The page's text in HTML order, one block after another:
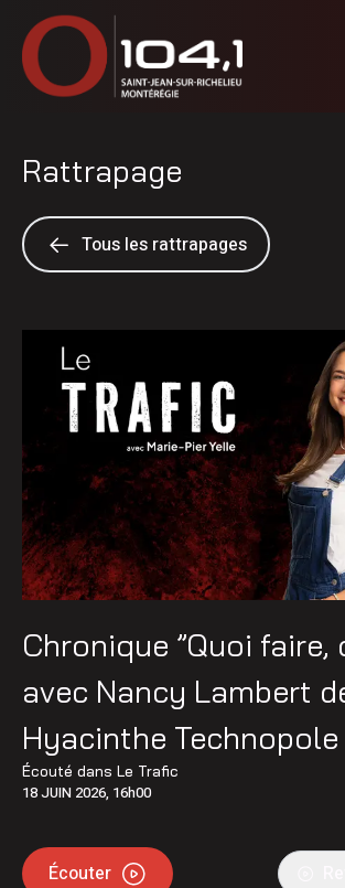
Rattrapage
Tous les rattrapages
Chronique ”Quoi faire,
avec Nancy Lambert
Hyacinthe Technopole
Écouté dans Le Trafic
18 JUIN 2026, 16h00
Écouter